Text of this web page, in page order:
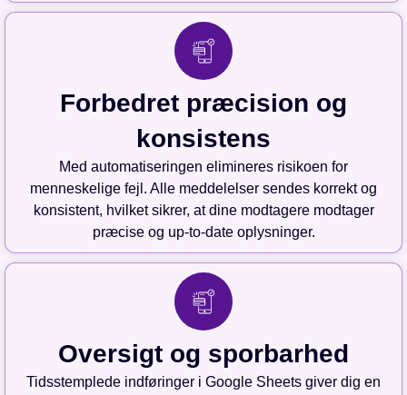
Forbedret præcision og
konsistens
Med automatiseringen elimineres risikoen for
menneskelige fejl. Alle meddelelser sendes korrekt og
konsistent, hvilket sikrer, at dine modtagere modtager
præcise og up-to-date oplysninger.
Oversigt og sporbarhed
Tidsstemplede indføringer i Google Sheets giver dig en